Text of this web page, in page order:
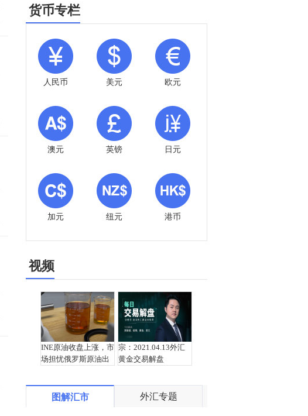
货币专栏
人民币 美元 欧元
澳元 英镑 日元
加元 纽元 港币
视频
INE原油收盘上涨，市
场担忧俄罗斯原油出
宗：2021.04.13外汇
黄金交易解盘
图解汇市 外汇专题